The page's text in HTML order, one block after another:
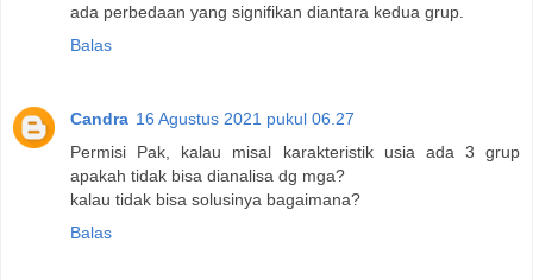
ada perbedaan yang signifikan diantara kedua grup.
Balas
Candra 16 Agustus 2021 pukul 06.27
Permisi Pak, kalau misal karakteristik usia ada 3 grup
apakah tidak bisa dianalisa dg mga?
kalau tidak bisa solusinya bagaimana?
Balas